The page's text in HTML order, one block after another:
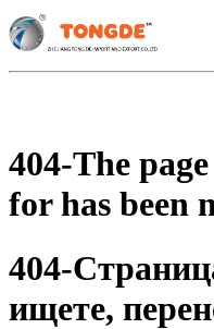
404-The
for has been
404-
ищете,